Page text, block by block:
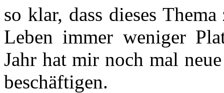
so klar, dass dieses
Leben immer weniger
Jahr hat mir noch mal
beschäftigen.